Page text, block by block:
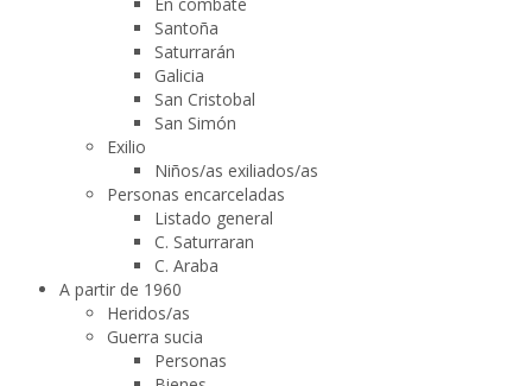
Santoña
Saturrarán
Galicia
San Cristobal
San Simón
Exilio
Niños/as exiliados/as
Personas encarceladas
Listado general
C. Saturraran
C. Araba
A partir de 1960
Heridos/as
Guerra sucia
Personas